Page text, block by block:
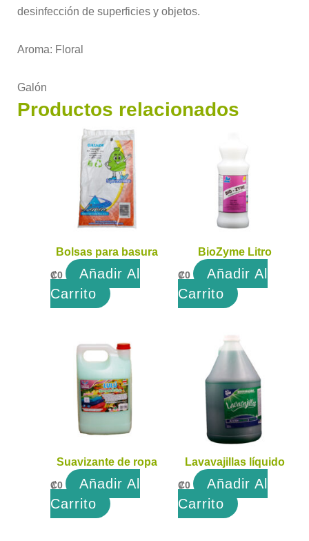
desinfección de superficies y objetos.
Aroma: Floral
Galón
Productos relacionados
Bolsas para basura
₡0
Añadir Al
Carrito
BioZyme Litro
₡0
Añadir Al
Carrito
Suavizante de ropa
₡0
Añadir Al
Carrito
Lavavajillas líquido
₡0
Añadir Al
Carrito